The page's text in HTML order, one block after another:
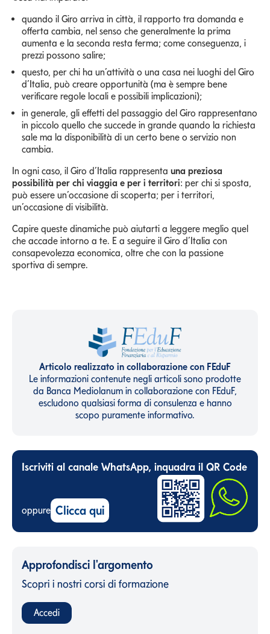
quando il Giro arriva in città, il rapporto tra domanda e
offerta cambia, nel senso che generalmente la prima
aumenta e la seconda resta ferma; come conseguenza, i
prezzi possono salire;
questo, per chi ha un’attività o una casa nei luoghi del Giro
d’Italia, può creare opportunità (ma è sempre bene
verificare regole locali e possibili implicazioni);
in generale, gli effetti del passaggio del Giro rappresentano
in piccolo quello che succede in grande quando la richiesta
sale ma la disponibilità di un certo bene o servizio non
cambia.
In ogni caso, il Giro d’Italia rappresenta una preziosa
possibilità per chi viaggia e per i territori: per chi si sposta,
può essere un’occasione di scoperta; per i territori,
un’occasione di visibilità.
Capire queste dinamiche può aiutarti a leggere meglio quel
che accade intorno a te. E a seguire il Giro d’Italia con
consapevolezza economica, oltre che con la passione
sportiva di sempre.
Articolo realizzato in collaborazione con FEduF
Le informazioni contenute negli articoli sono prodotte
da Banca Mediolanum in collaborazione con FEduF,
escludono qualsiasi forma di consulenza e hanno
scopo puramente informativo.
Iscriviti al canale WhatsApp, inquadra il QR Code
oppure Clicca qui
Approfondisci l'argomento
Scopri i nostri corsi di formazione
Accedi